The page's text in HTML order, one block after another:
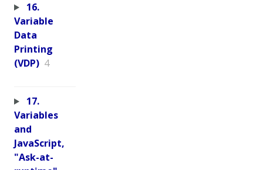
16.
Variable
Data
Printing
(VDP) 4
17.
Variables
and
JavaScript,
"Ask-at-